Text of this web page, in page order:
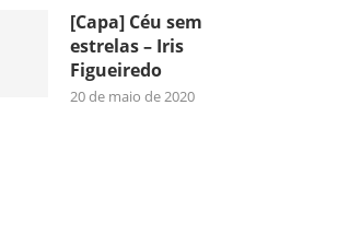
[Capa] Céu sem
estrelas – Iris
Figueiredo
20 de maio de 2020